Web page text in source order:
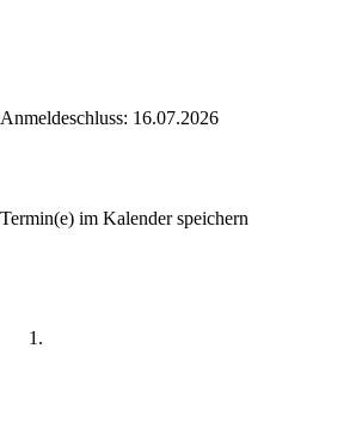
Anmeldeschluss: 16.07.2026
Termin(e) im Kalender speichern